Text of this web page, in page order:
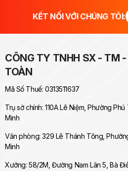
KẾT NỐI VỚI CHÚNG TÔI:
CÔNG TY TNHH SX - TM -
TOÀN
Mã Số Thuế: 0313511637
Trụ sở chính: 110A Lê Niệm, Phường
Minh
Văn phòng: 329 Lê Thánh Tông,
Minh
Xưởng: 58/2M, Đường Nam Lân 5, Bà